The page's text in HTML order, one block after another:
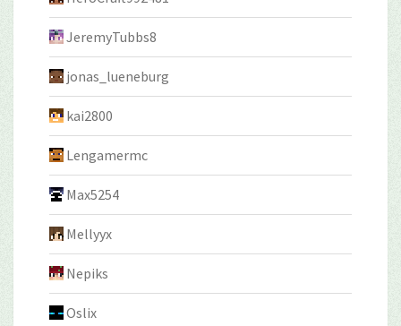
JeremyTubbs8
jonas_lueneburg
kai2800
Lengamermc
Max5254
Mellyyx
Nepiks
Oslix